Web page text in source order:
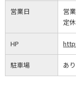
営業日 営
定
HP
駐車場 あり